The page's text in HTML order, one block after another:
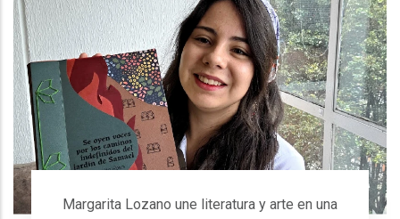
Margarita Lozano une literatura y arte en una